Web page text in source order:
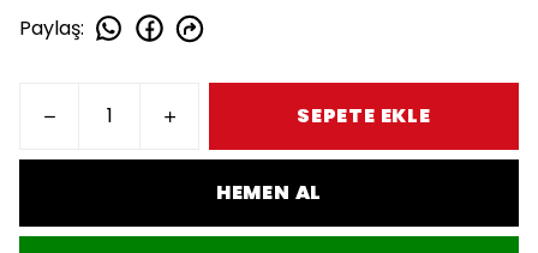
Paylaş:
SEPETE EKLE
HEMEN AL